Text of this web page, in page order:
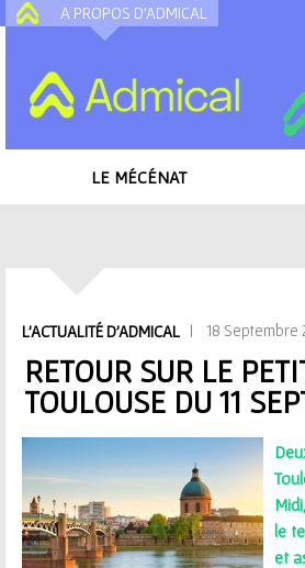
A PROPOS D'ADMICAL
LE MÉCÉNAT
L'ACTUALITÉ D'ADMICAL | 18 Septembre
RETOUR SUR LE
TOULOUSE DU 11
le
et